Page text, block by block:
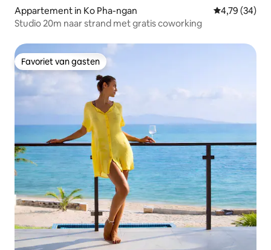
Appartement in Ko Pha-ngan Gemiddelde
4,79 (34)
Studio 20m naar strand met gratis coworking
Favoriet van gasten
Favoriet van gasten